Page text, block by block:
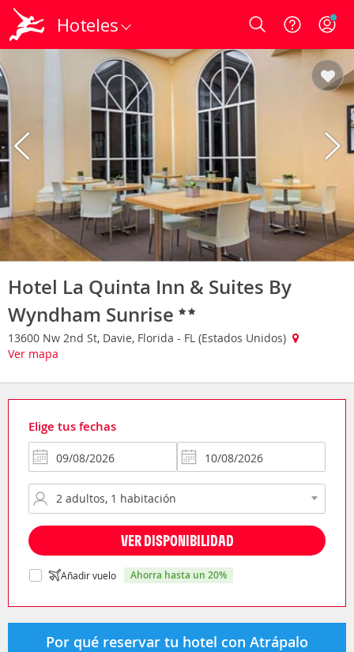
Hoteles Login
Hotel La Quinta Inn & Suites By
Wyndham Sunrise
13600 Nw 2nd St, Davie, Florida - FL (Estados Unidos)
Ver mapa
Elige tus fechas
VER DISPONIBILIDAD
Añadir vuelo ahorra hasta un 20%
Por qué reservar tu hotel con Atrápalo